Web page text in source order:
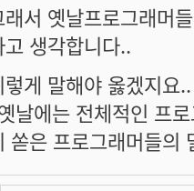
래서 옛날프로그래머
고 생각합니다..
렇게 말해야 옳겠지요..
날에는 전체적인 프
쏟은 프로그래머들의